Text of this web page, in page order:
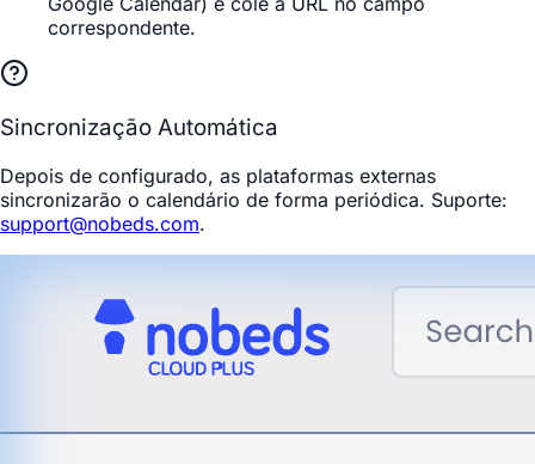
correspondente.
Sincronização Automática
Depois de configurado, as plataformas externas
sincronizarão o calendário de forma periódica. Suporte:
support@nobeds.com.